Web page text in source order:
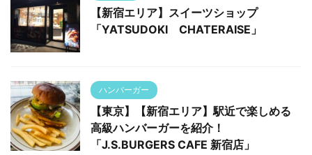
【新宿エリア】スイーツショップ
「YATSUDOKI CHATERAISE」
ハンバーガー
【東京】【新宿エリア】駅近で楽しめる
高級ハンバーガーを紹介！
「J.S.BURGERS CAFE 新宿店」